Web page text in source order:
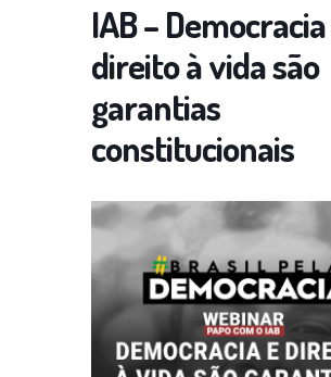
IAB –
direito à vida são
garantias
constitucionais